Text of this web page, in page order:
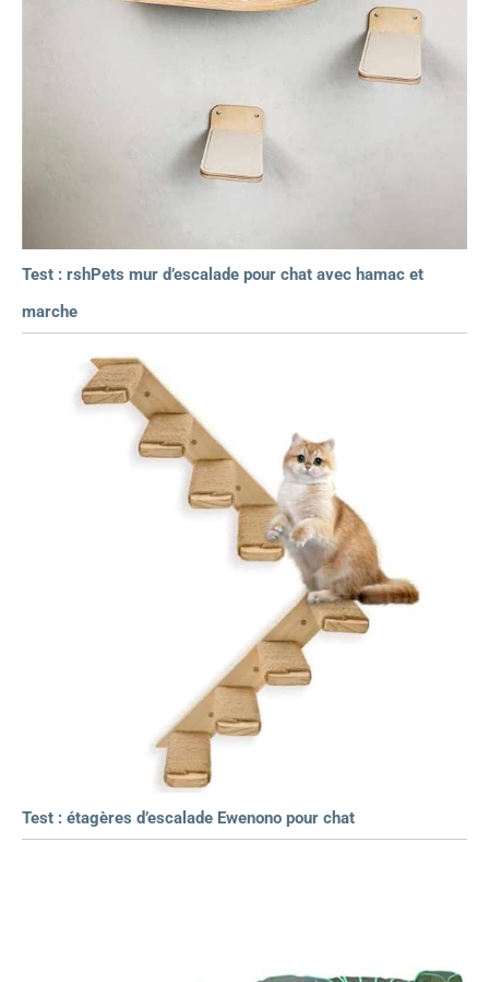
Test : rshPets mur d’escalade pour chat avec hamac et
marche
Test : étagères d’escalade Ewenono pour chat